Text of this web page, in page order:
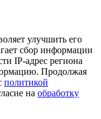
улучшить его
сбор информации
IP-адрес региона
Продолжая
политикой
на обработку